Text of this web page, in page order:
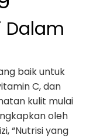
Dalam
baik untuk
C, dan
kulit mulai
oleh
“Nutrisi yang